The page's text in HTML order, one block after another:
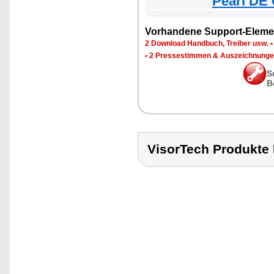
Vorhandene Support-
2 Download Handbuch, Treiber usw. •
• 2 Pressestimmen &
VisorTech Produkte